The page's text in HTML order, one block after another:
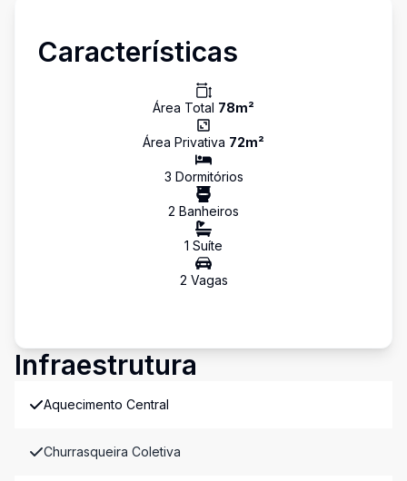
Características
Área Total 78m²
Área Privativa 72m²
3 Dormitórios
2 Banheiros
1 Suíte
2 Vagas
Infraestrutura
Aquecimento Central
Churrasqueira Coletiva